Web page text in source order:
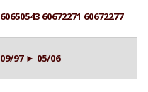
60650543 60672271 60672277
09/97 ► 05/06